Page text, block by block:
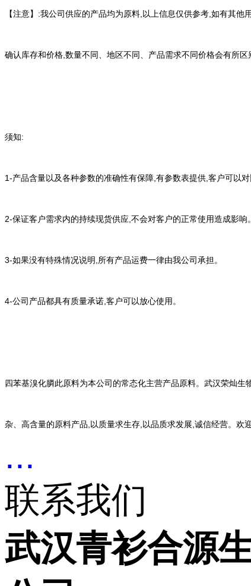
【注意】:我公司供应的产品均为原料,以上信息仅供参考,如有其
确认库存和价格,数量不同、地区不同、产品需求不同价格会有所区
须知:
1-产品含量以及各种参数的准确性有保障,有参数表提供,客户可以对
2-保证客户需求内的持续现货供应,不会对客户的正常使用造成影响。
3-如果没有特殊情况说明,所有产品运费一律由我公司承担。
4-公司产品都具有质量承诺,客户可以放心使用。
四苯基溴化膦此原料为本公司的常态化主营产品原料。武汉荣灿
杂、高含量的原料产品,以质量求生存,以品质求发展,诚信经营。欢
...
联系我们
武汉青衫合源